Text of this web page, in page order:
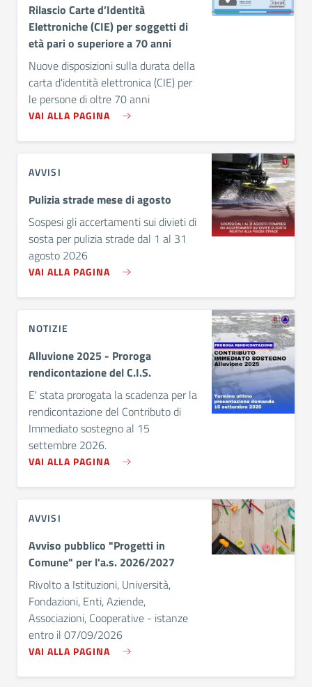
Rilascio Carte d’Identità
Elettroniche (CIE) per soggetti di
età pari o superiore a 70 anni
Nuove disposizioni sulla durata della
carta d'identità elettronica (CIE) per
le persone di oltre 70 anni
VAI ALLA PAGINA
AVVISI
Pulizia strade mese di agosto
Sospesi gli accertamenti sui divieti di
sosta per pulizia strade dal 1 al 31
agosto 2026
VAI ALLA PAGINA
NOTIZIE
Alluvione 2025 - Proroga
rendicontazione del C.I.S.
E' stata prorogata la scadenza per la
rendicontazione del Contributo di
Immediato sostegno al 15
settembre 2026.
VAI ALLA PAGINA
AVVISI
Avviso pubblico "Progetti in
Comune" per l'a.s. 2026/2027
Rivolto a Istituzioni, Università,
Fondazioni, Enti, Aziende,
Associazioni, Cooperative - istanze
entro il 07/09/2026
VAI ALLA PAGINA